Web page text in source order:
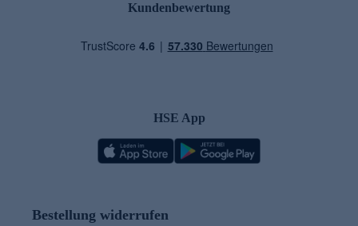
Kundenbewertung
HSE App
Bestellung widerrufen